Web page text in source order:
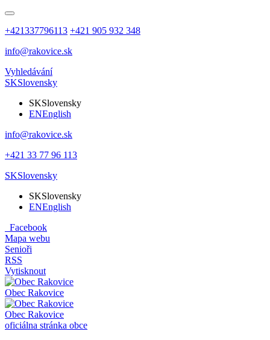
+421337796113 +421 905 932 348
info@rakovice.sk
Vyhledávání
SKSlovensky
SKSlovensky
ENEnglish
info@rakovice.sk
+421 33 77 96 113
SKSlovensky
SKSlovensky
ENEnglish
Facebook
Mapa webu
Senioři
RSS
Vytisknout
Obec Rakovice
Obec Rakovice
oficiálna stránka obce